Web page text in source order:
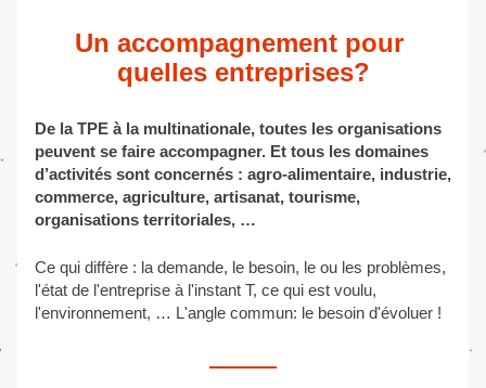
Un accompagnement pour
quelles entreprises?
De la TPE à la multinationale, toutes les organisations
peuvent se faire accompagner. Et tous les domaines
d’activités sont concernés : agro-alimentaire, industrie,
commerce, agriculture, artisanat, tourisme,
organisations territoriales, …
Ce qui diffère : la demande, le besoin, le ou les problèmes,
l'état de l'entreprise à l'instant T, ce qui est voulu,
l'environnement, … L'angle commun: le besoin d'évoluer !